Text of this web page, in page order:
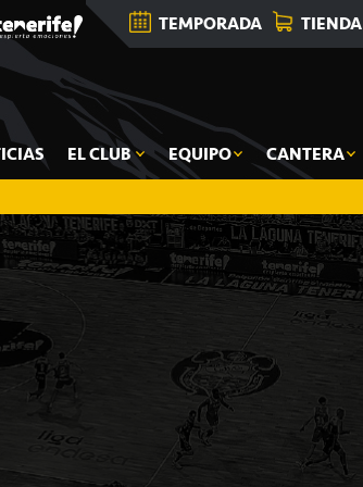
TEMPORADA TIENDA
EL CLUB EQUIPO CANTERA